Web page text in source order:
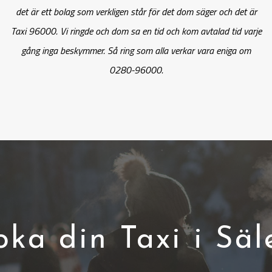
det är ett bolag som verkligen står för det dom säger och det är
Taxi 96000. Vi ringde och dom sa en tid och kom avtalad tid varje
gång inga beskymmer. Så ring som alla verkar vara eniga om
0280-96000.
din Taxi i